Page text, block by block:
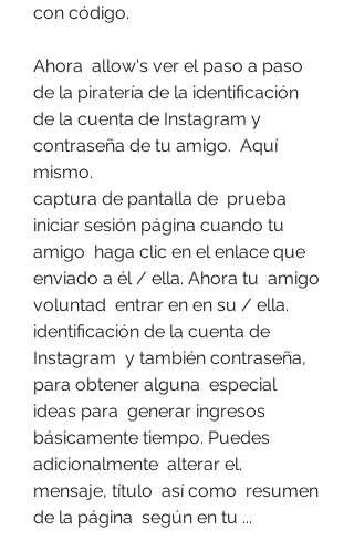
con código.
Ahora  allow's ver el paso a paso
de la piratería de la identificación
de la cuenta de Instagram y
contraseña de tu amigo.  Aquí
mismo.
captura de pantalla de  prueba
iniciar sesión página cuando tu
amigo  haga clic en el enlace que
enviado a él / ella. Ahora tu  amigo
voluntad  entrar en en su / ella.
identificación de la cuenta de
Instagram  y también contraseña,
para obtener alguna  especial
ideas para  generar ingresos
básicamente tiempo. Puedes
adicionalmente  alterar el.
mensaje, título  así como  resumen
de la página  según en tu ...